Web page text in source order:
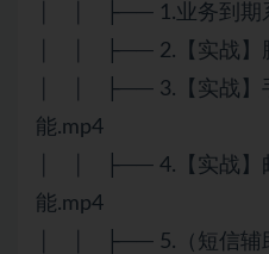
│ │ ├── 1.业务到期
│ │ ├── 2.【实战】
│ │ ├── 3.【实战】
能.mp4
│ │ ├── 4.【实战】
能.mp4
│ │ ├── 5.（短信辅